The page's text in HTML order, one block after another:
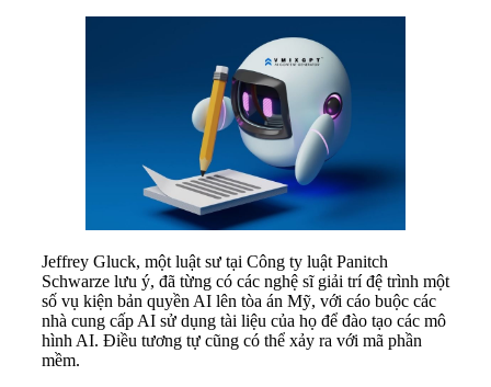
Jeffrey Gluck, một luật sư tại Công ty luật Panitch
Schwarze lưu ý, đã từng có các nghệ sĩ giải trí đệ trình một
số vụ kiện bản quyền AI lên tòa án Mỹ, với cáo buộc các
nhà cung cấp AI sử dụng tài liệu của họ để đào tạo các mô
hình AI. Điều tương tự cũng có thể xảy ra với mã phần
mềm.